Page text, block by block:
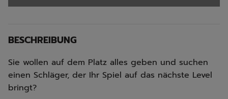
BESCHREIBUNG
Sie wollen auf dem Platz alles geben und suchen
einen Schläger, der Ihr Spiel auf das nächste Level
bringt?